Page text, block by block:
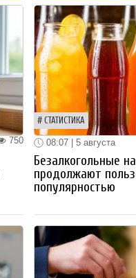
750
СТАТИСТИКА
08:07 | 5 августа
Безалкогольные
продолжают
популярностью